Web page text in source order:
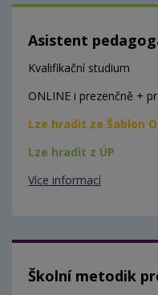
Asistent
Kvalifikační studium
ONLINE i prezenčně +
Lze hradit ze Šablon
Lze hradit z ÚP
Více informací
Školní metodik